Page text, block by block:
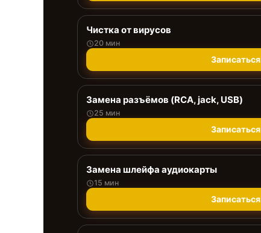
Чистка от вирусов
20 мин
Записаться
Замена разъёмов (RCA, jack, USB)
25 мин
Записаться
Замена шлейфа аудиокарты
15 мин
Записаться